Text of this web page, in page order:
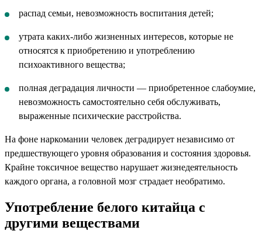
распад семьи, невозможность воспитания детей;
утрата каких-либо жизненных интересов, которые не
относятся к приобретению и употреблению
психоактивного вещества;
полная деградация личности — приобретенное слабоумие,
невозможность самостоятельно себя обслуживать,
выраженные психические расстройства.
На фоне наркомании человек деградирует независимо от
предшествующего уровня образования и состояния здоровья.
Крайне токсичное вещество нарушает жизнедеятельность
каждого органа, а головной мозг страдает необратимо.
Употребление белого китайца с
другими веществами